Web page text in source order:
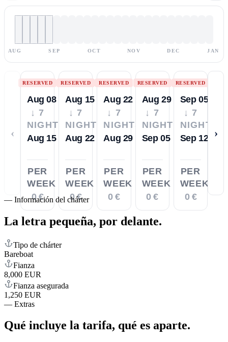
AUG SEP OCT NOV DEC JAN
‹
RESERVED
Aug 08
↓ 7
NIGHTS
Aug 15
PER
WEEK
0 €
RESERVED
Aug 15
↓ 7
NIGHTS
Aug 22
PER
WEEK
0 €
RESERVED
Aug 22
↓ 7
NIGHTS
Aug 29
PER
WEEK
0 €
RESERVED
Aug 29
↓ 7
NIGHTS
Sep 05
PER
WEEK
0 €
RESERVED
Sep 05
↓ 7
NIGHTS
Sep 12
PER
WEEK
0 €
›
— Información del chárter
La letra pequeña, por delante.
Tipo de chárter
Bareboat
Fianza
8,000 EUR
Fianza asegurada
1,250 EUR
— Extras
Qué incluye la tarifa, qué es aparte.